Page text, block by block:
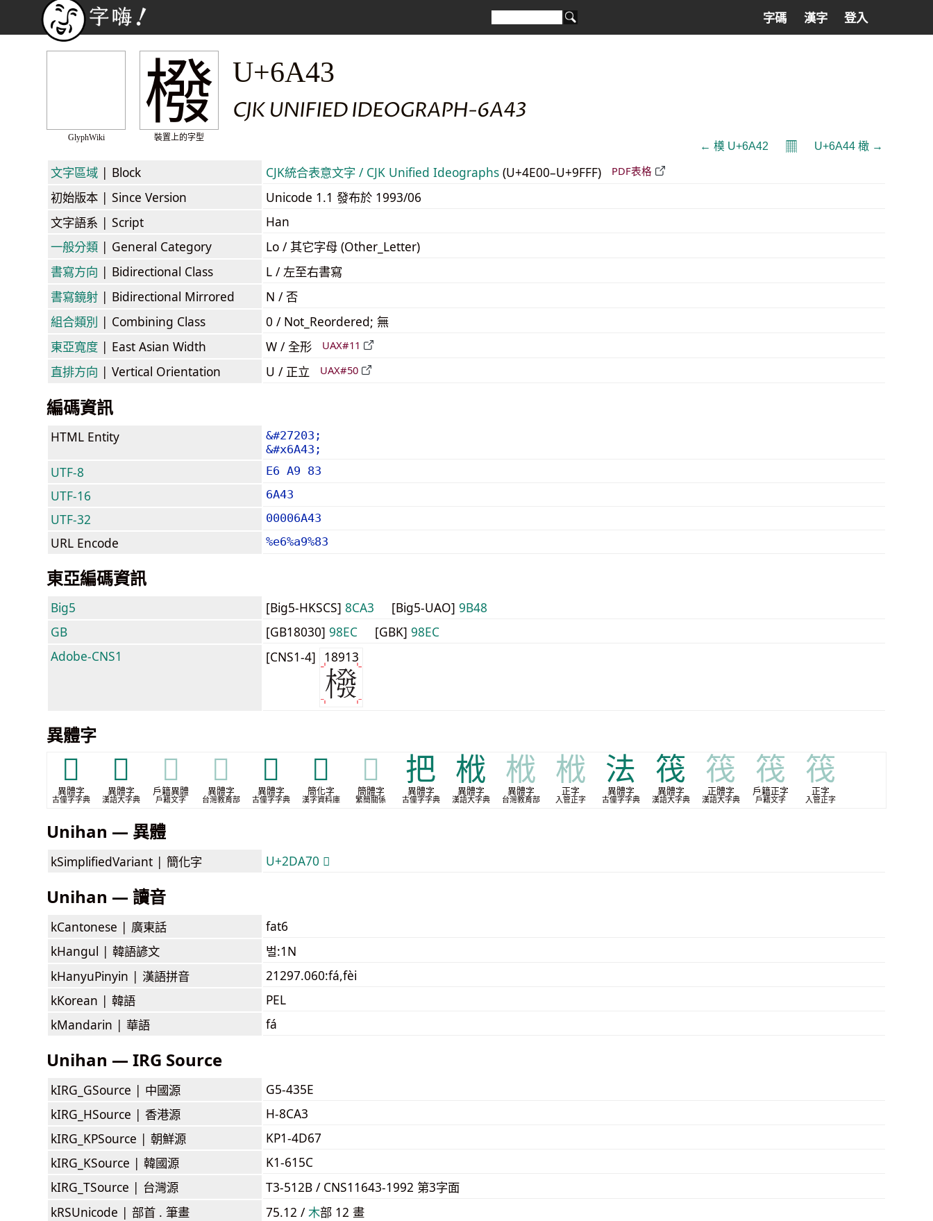
字碼 漢字 登入
GlyphWiki
橃
裝置上的字型
U+6A43
CJK UNIFIED IDEOGRAPH-6A43
← 橂 U+6A42 𝄜 U+6A44 橄 →
文字區域 | Block CJK統合表意文字 / CJK Unified Ideographs (U+4E00–U+9FFF) PDF表格
初始版本 | Since Version
Unicode 1.1 發布於 1993/06
文字語系 | Script
Han
一般分類 | General Category
Lo / 其它字母 (Other_Letter)
書寫方向 | Bidirectional Class
L / 左至右書寫
書寫鏡射 | Bidirectional Mirrored
N / 否
組合類別 | Combining Class
0 / Not_Reordered; 無
東亞寬度 | East Asian Width W / 全形 UAX#11
直排方向 | Vertical Orientation U / 正立 UAX#50
編碼資訊
HTML Entity
&#27203;
&#x6A43;
UTF-8 E6 A9 83
UTF-16 6A43
UTF-32 00006A43
URL Encode %e6%a9%83
東亞編碼資訊
Big5 [Big5-HKSCS] 8CA3 [Big5-UAO] 9B48
GB
[GB18030] 98EC [GBK] 98EC
Adobe-CNS1
[CNS1-4] 18913
異體字
𣚒
異體字
古僮字字典
𦪑
異體字
漢語大字典
𦪑
戶籍異體
戶籍文字
𦪑
異體字
台灣教育部
𫭨
異體字
古僮字字典
𭩰
簡化字
漢字資料庫
𭩰
簡體字
繁簡關係
把
異體字
古僮字字典
栰
異體字
漢語大字典
栰
異體字
台灣教育部
栰
正字
入管正字
法
異體字
古僮字字典
筏
異體字
漢語大字典
筏
正體字
漢語大字典
筏
戶籍正字
戶籍文字
筏
正字
入管正字
Unihan — 異體
kSimplifiedVariant | 簡化字 U+2DA70 𭩰
Unihan — 讀音
kCantonese | 廣東話
fat6
kHangul | 韓語諺文
벌:1N
kHanyuPinyin | 漢語拼音
21297.060:fá,fèi
kKorean | 韓語
PEL
kMandarin | 華語 fá
Unihan — IRG Source
kIRG_GSource | 中國源
G5-435E
kIRG_HSource | 香港源
H-8CA3
kIRG_KPSource | 朝鮮源
KP1-4D67
kIRG_KSource | 韓國源
K1-615C
kIRG_TSource | 台灣源
T3-512B / CNS11643-1992 第3字面
kRSUnicode | 部首 . 筆畫 75.12 /⽊部 12 畫